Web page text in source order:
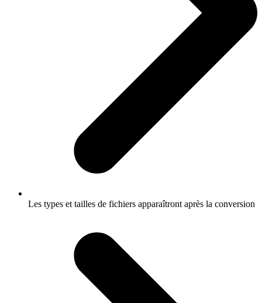
Les types et tailles de fichiers apparaîtront après la conversion